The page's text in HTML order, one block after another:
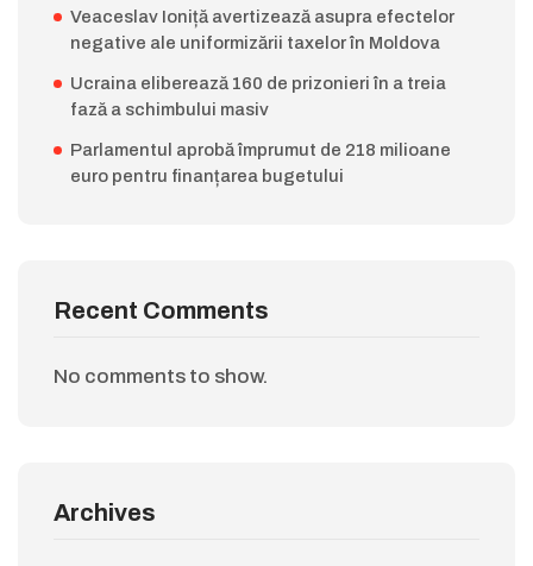
Veaceslav Ioniță avertizează asupra efectelor
negative ale uniformizării taxelor în Moldova
Ucraina eliberează 160 de prizonieri în a treia
fază a schimbului masiv
Parlamentul aprobă împrumut de 218 milioane
euro pentru finanțarea bugetului
Recent Comments
No comments to show.
Archives